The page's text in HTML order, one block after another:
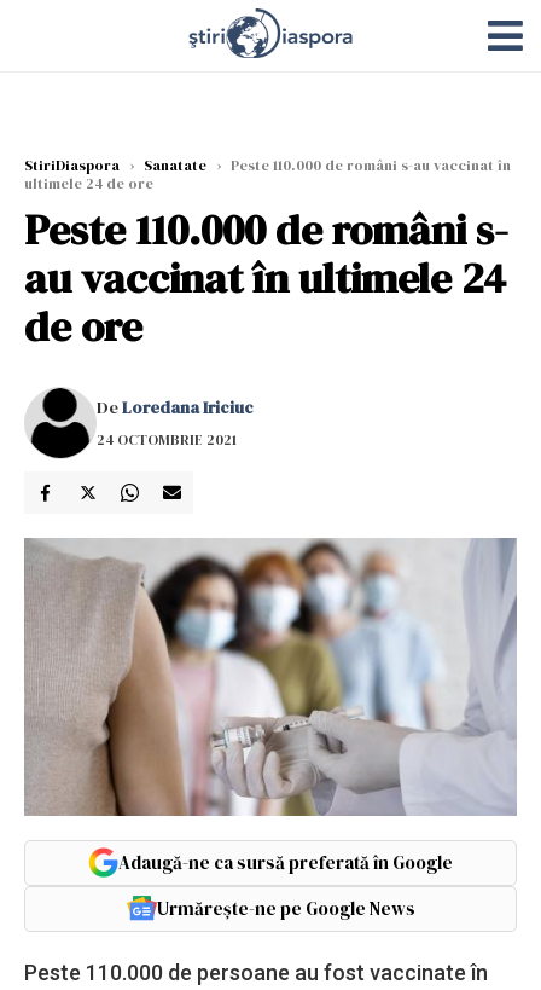
StiriDiaspora › Sanatate › Peste 110.000 de români s-au vaccinat în
ultimele 24 de ore
Peste 110.000 de români s-
au vaccinat în ultimele 24
de ore
DeLoredana Iriciuc
24 OCTOMBRIE 2021
Adaugă-ne ca sursă preferată în Google
Urmărește-ne pe Google News
Peste 110.000 de persoane au fost vaccinate în